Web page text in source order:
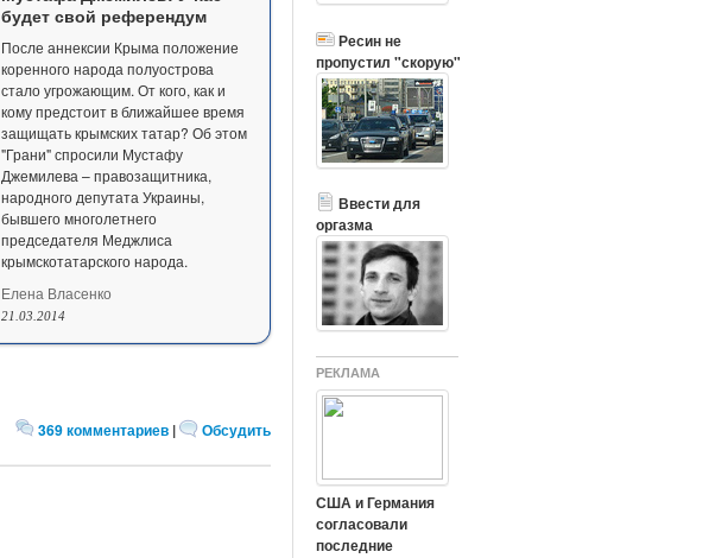
будет свой референдум
После аннексии Крыма положение
коренного народа полуострова
стало угрожающим. От кого, как и
кому предстоит в ближайшее время
защищать крымских татар? Об этом
"Грани" спросили Мустафу
Джемилева – правозащитника,
народного депутата Украины,
бывшего многолетнего
председателя Меджлиса
крымскотатарского народа.
Елена Власенко
21.03.2014
369 комментариев | Обсудить
Ресин не
пропустил "скорую"
Ввести для
оргазма
РЕКЛАМА
США и Германия
согласовали
последние